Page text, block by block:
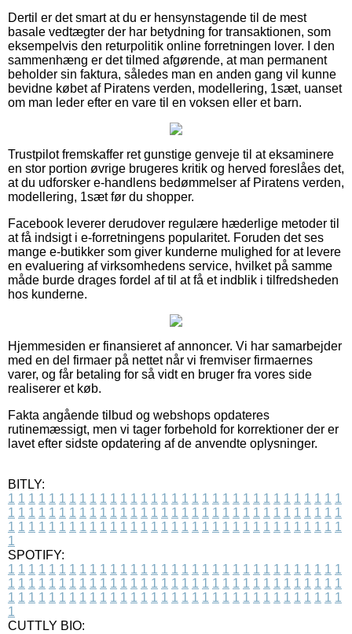
Dertil er det smart at du er hensynstagende til de mest
basale vedtægter der har betydning for transaktionen, som
eksempelvis den returpolitik online forretningen lover. I den
sammenhæng er det tilmed afgørende, at man permanent
beholder sin faktura, således man en anden gang vil kunne
bevidne købet af Piratens verden, modellering, 1sæt, uanset
om man leder efter en vare til en voksen eller et barn.
Trustpilot fremskaffer ret gunstige genveje til at eksaminere
en stor portion øvrige brugeres kritik og herved foreslåes det,
at du udforsker e-handlens bedømmelser af Piratens verden,
modellering, 1sæt før du shopper.
Facebook leverer derudover regulære hæderlige metoder til
at få indsigt i e-forretningens popularitet. Foruden det ses
mange e-butikker som giver kunderne mulighed for at levere
en evaluering af virksomhedens service, hvilket på samme
måde burde drages fordel af til at få et indblik i tilfredsheden
hos kunderne.
Hjemmesiden er finansieret af annoncer. Vi har samarbejder
med en del firmaer på nettet når vi fremviser firmaernes
varer, og får betaling for så vidt en bruger fra vores side
realiserer et køb.
Fakta angående tilbud og webshops opdateres
rutinemæssigt, men vi tager forbehold for korrektioner der er
lavet efter sidste opdatering af de anvendte oplysninger.
BITLY:
1 1 1 1 1 1 1 1 1 1 1 1 1 1 1 1 1 1 1 1 1 1 1 1 1 1 1 1 1 1 1 1 1
1 1 1 1 1 1 1 1 1 1 1 1 1 1 1 1 1 1 1 1 1 1 1 1 1 1 1 1 1 1 1 1 1
1 1 1 1 1 1 1 1 1 1 1 1 1 1 1 1 1 1 1 1 1 1 1 1 1 1 1 1 1 1 1 1 1
1
SPOTIFY:
1 1 1 1 1 1 1 1 1 1 1 1 1 1 1 1 1 1 1 1 1 1 1 1 1 1 1 1 1 1 1 1 1
1 1 1 1 1 1 1 1 1 1 1 1 1 1 1 1 1 1 1 1 1 1 1 1 1 1 1 1 1 1 1 1 1
1 1 1 1 1 1 1 1 1 1 1 1 1 1 1 1 1 1 1 1 1 1 1 1 1 1 1 1 1 1 1 1 1
1
CUTTLY BIO: